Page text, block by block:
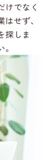
けでなく
せず、
探しま